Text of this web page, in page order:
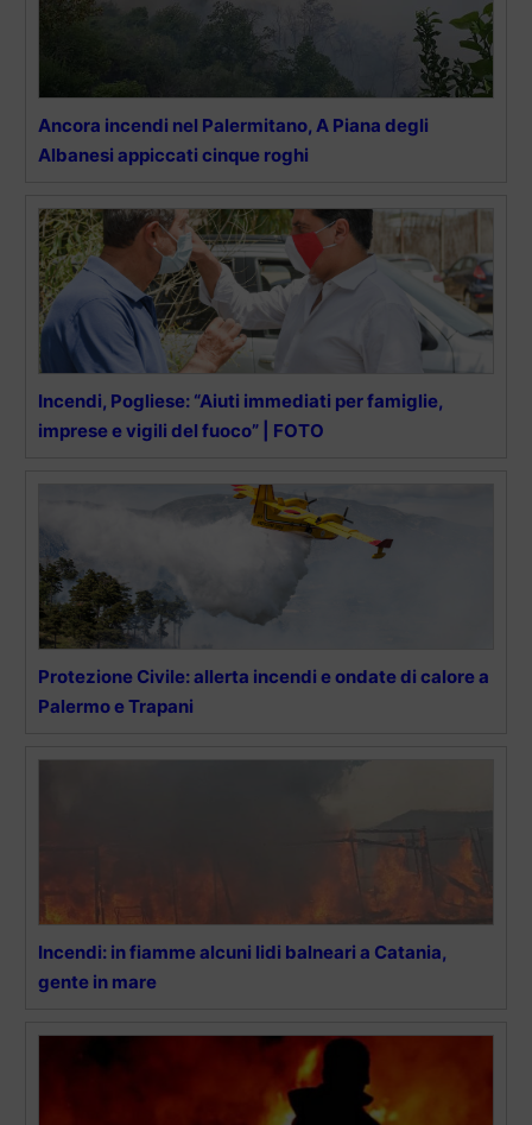
Ancora incendi nel Palermitano, A Piana degli
Albanesi appiccati cinque roghi
Incendi, Pogliese: “Aiuti immediati per famiglie,
imprese e vigili del fuoco” | FOTO
Protezione Civile: allerta incendi e ondate di calore a
Palermo e Trapani
Incendi: in fiamme alcuni lidi balneari a Catania,
gente in mare